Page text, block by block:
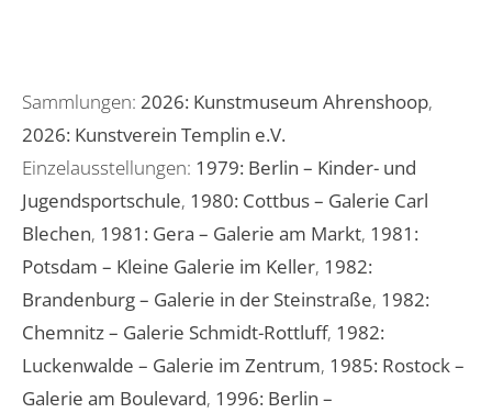
Sammlungen: 2026: Kunstmuseum Ahrenshoop,
2026: Kunstverein Templin e.V.
Einzelausstellungen: 1979: Berlin – Kinder- und
Jugendsportschule, 1980: Cottbus – Galerie Carl
Blechen, 1981: Gera – Galerie am Markt, 1981:
Potsdam – Kleine Galerie im Keller, 1982:
Brandenburg – Galerie in der Steinstraße, 1982:
Chemnitz – Galerie Schmidt-Rottluff, 1982:
Luckenwalde – Galerie im Zentrum, 1985: Rostock –
Galerie am Boulevard, 1996: Berlin –